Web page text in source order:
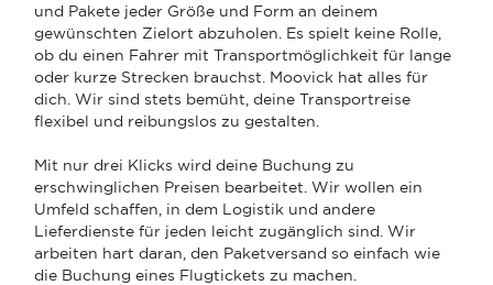
und Pakete jeder Größe und Form an deinem
gewünschten Zielort abzuholen. Es spielt keine Rolle,
ob du einen Fahrer mit Transportmöglichkeit für lange
oder kurze Strecken brauchst. Moovick hat alles für
dich. Wir sind stets bemüht, deine Transportreise
flexibel und reibungslos zu gestalten.
Mit nur drei Klicks wird deine Buchung zu
erschwinglichen Preisen bearbeitet. Wir wollen ein
Umfeld schaffen, in dem Logistik und andere
Lieferdienste für jeden leicht zugänglich sind. Wir
arbeiten hart daran, den Paketversand so einfach wie
die Buchung eines Flugtickets zu machen.